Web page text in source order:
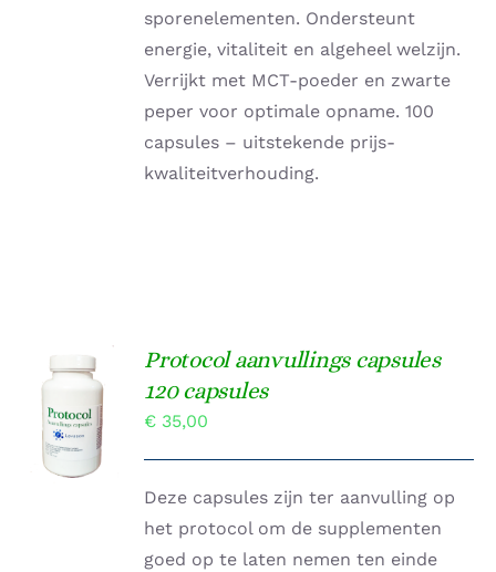
sporenelementen. Ondersteunt
energie, vitaliteit en algeheel welzijn.
Verrijkt met MCT-poeder en zwarte
peper voor optimale opname. 100
capsules – uitstekende prijs-
kwaliteitverhouding.
TOEVOEGEN
WINKELWAGEN
/
DETAILS
Protocol aanvullings capsules
120 capsules
€ 35,00
Deze capsules zijn ter aanvulling op
het protocol om de supplementen
goed op te laten nemen ten einde